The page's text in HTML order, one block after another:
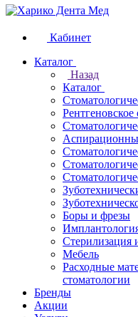
Кабинет
Каталог
Назад
Каталог
Боры и фрезы
Стерилизация
Мебель
Расходные
стоматологии
Бренды
Акции